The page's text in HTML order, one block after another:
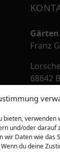
verwenden
und/oder darauf
wir Daten wie das
du deine
Franz
68642